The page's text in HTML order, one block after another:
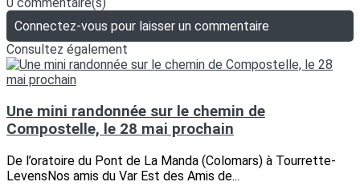
0 commentaire(s)
Connectez-vous pour laisser un commentaire
Consultez également
Une mini randonnée sur le chemin de
Compostelle, le 28 mai prochain
De l’oratoire du Pont de La Manda (Colomars) à Tourrette-
LevensNos amis du Var Est des Amis de...